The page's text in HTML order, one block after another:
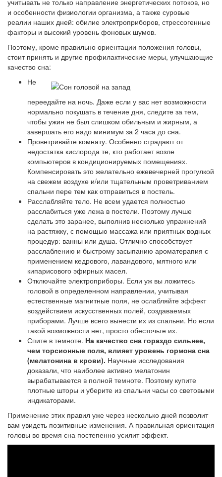
учитывать не только направление энергетических потоков, но
и особенности физиологии организма, а также суровые
реалии наших дней: обилие электроприборов, стрессогенные
факторы и высокий уровень фоновых шумов.
Поэтому, кроме правильно ориентации положения головы,
стоит принять и другие профилактические меры, улучшающие
качество сна:
Не
переедайте на ночь. Даже если у вас нет возможности
нормально покушать в течение дня, следите за тем,
чтобы ужин не был слишком обильным и жирным, а
завершать его надо минимум за 2 часа до сна.
Проветривайте комнату. Особенно страдают от
недостатка кислорода те, кто работает возле
компьютеров в кондиционируемых помещениях.
Компенсировать это желательно ежевечерней прогулкой
на свежем воздухе и/или тщательным проветриванием
спальни пере тем как отправиться в постель.
Расслабляйте тело. Не всем удается полностью
расслабиться уже лежа в постели. Поэтому лучше
сделать это заранее, выполнив несколько упражнений
на растяжку, с помощью массажа или приятных водных
процедур: ванны или душа. Отлично способствует
расслаблению и быстрому засыпанию ароматерапия с
применением кедрового, лавандового, мятного или
кипарисового эфирных масел.
Отключайте электроприборы. Если уж вы ложитесь
головой в определенном направлении, учитывая
естественные магнитные поля, не ослабляйте эффект
воздействием искусственных полей, создаваемых
приборами. Лучше всего вынести их из спальни. Но если
такой возможности нет, просто обесточьте их.
Спите в темноте. На качество сна гораздо сильнее,
чем торсионные поля, влияет уровень гормона сна
(мелатонина в крови). Научные исследования
доказали, что наиболее активно мелатонин
вырабатывается в полной темноте. Поэтому купите
плотные шторы и уберите из спальни часы со световыми
индикаторами.
Применение этих правил уже через несколько дней позволит
вам увидеть позитивные изменения. А правильная ориентация
головы во время сна постепенно усилит эффект.